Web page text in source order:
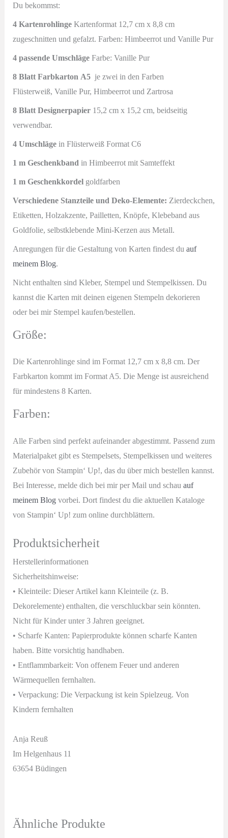
Du bekommst:
4 KartenrohlingeKartenformat 12,7 cm x 8,8 cm
zugeschnitten und gefalzt. Farben: Himbeerrot und Vanille Pur
4 passende UmschlägeFarbe: Vanille Pur
8 Blatt Farbkarton A5 je zwei in den Farben
Flüsterweiß, Vanille Pur, Himbeerrot und Zartrosa
8 Blatt Designerpapier15,2 cm x 15,2 cm, beidseitig
verwendbar.
4 Umschlägein Flüsterweiß Format C6
1 m Geschenkband in Himbeerrot mit Samteffekt
1 m Geschenkkordel goldfarben
Verschiedene Stanzteile und Deko-Elemente: Zierdeckchen,
Etiketten, Holzakzente, Pailletten, Knöpfe, Klebeband aus
Goldfolie, selbstklebende Mini-Kerzen aus Metall.
Anregungen für die Gestaltung von Karten findest du auf
meinem Blog.
Nicht enthalten sind Kleber, Stempel und Stempelkissen. Du
kannst die Karten mit deinen eigenen Stempeln dekorieren
oder bei mir Stempel kaufen/bestellen.
Größe:
Die Kartenrohlinge sind im Format 12,7 cm x 8,8 cm. Der
Farbkarton kommt im Format A5. Die Menge ist ausreichend
für mindestens 8 Karten.
Farben:
Alle Farben sind perfekt aufeinander abgestimmt. Passend zum
Materialpaket gibt es Stempelsets, Stempelkissen und weiteres
Zubehör von Stampin‘ Up!, das du über mich bestellen kannst.
Bei Interesse, melde dich bei mir per Mail und schau auf
meinem Blogvorbei. Dort findest du die aktuellen Kataloge
von Stampin‘ Up! zum online durchblättern.
Produktsicherheit
Herstellerinformationen
Sicherheitshinweise:
• Kleinteile: Dieser Artikel kann Kleinteile (z. B.
Dekorelemente) enthalten, die verschluckbar sein könnten.
Nicht für Kinder unter 3 Jahren geeignet.
• Scharfe Kanten: Papierprodukte können scharfe Kanten
haben. Bitte vorsichtig handhaben.
• Entflammbarkeit: Von offenem Feuer und anderen
Wärmequellen fernhalten.
• Verpackung: Die Verpackung ist kein Spielzeug. Von
Kindern fernhalten
Anja Reuß
Im Helgenhaus 11
63654 Büdingen
Ähnliche Produkte